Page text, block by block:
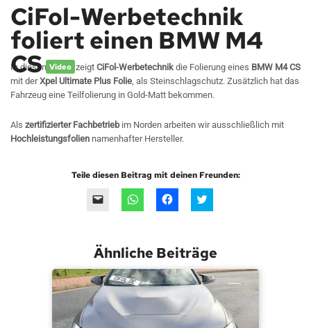
CiFol-Werbetechnik
foliert einen BMW M4
CS Video
In diesem Video zeigt CiFol-Werbetechnik die Folierung eines BMW M4 CS
mit derXpel Ultimate Plus Folie, als Steinschlagschutz. Zusätzlich hat das
Fahrzeug eine Teilfolierung in Gold-Matt bekommen.
Als zertifizierter Fachbetriebim Norden arbeiten wir ausschließlich mit
Hochleistungsfolien namenhafter Hersteller.
Teile diesen Beitrag mit deinen Freunden:
Klicken,
einem
per
E-
Mail
zu
senden
(Wird
in
neuem
Klicken,
auf
(Wird
in
neuem
Fenster
geöffnet)
auf
(Wird
in
neuem
Fenster
geöffnet)
share
in
neuem
Fenster
geöffnet)
Ähnliche Beiträge